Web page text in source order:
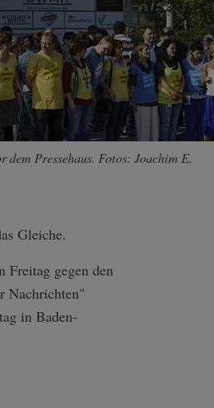
dem Pressehaus. Fotos: Joachim E.
Gleiche.
Freitag gegen den
Nachrichten"
in Baden-